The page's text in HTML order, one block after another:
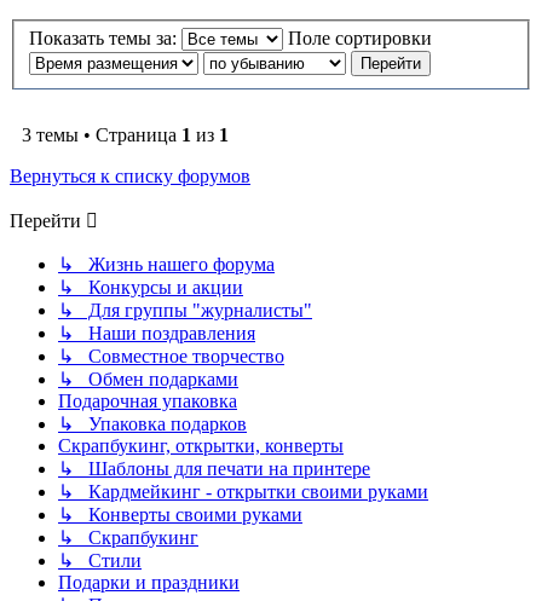
Показать темы за: Поле сортировки
3 темы • Страница 1 из 1
Вернуться к списку форумов
Перейти
↳ Жизнь нашего форума
↳ Конкурсы и акции
↳ Для группы "журналисты"
↳ Наши поздравления
↳ Совместное творчество
↳ Обмен подарками
Подарочная упаковка
↳ Упаковка подарков
Скрапбукинг, открытки, конверты
↳ Шаблоны для печати на принтере
↳ Кардмейкинг - открытки своими руками
↳ Конверты своими руками
↳ Скрапбукинг
↳ Стили
Подарки и праздники